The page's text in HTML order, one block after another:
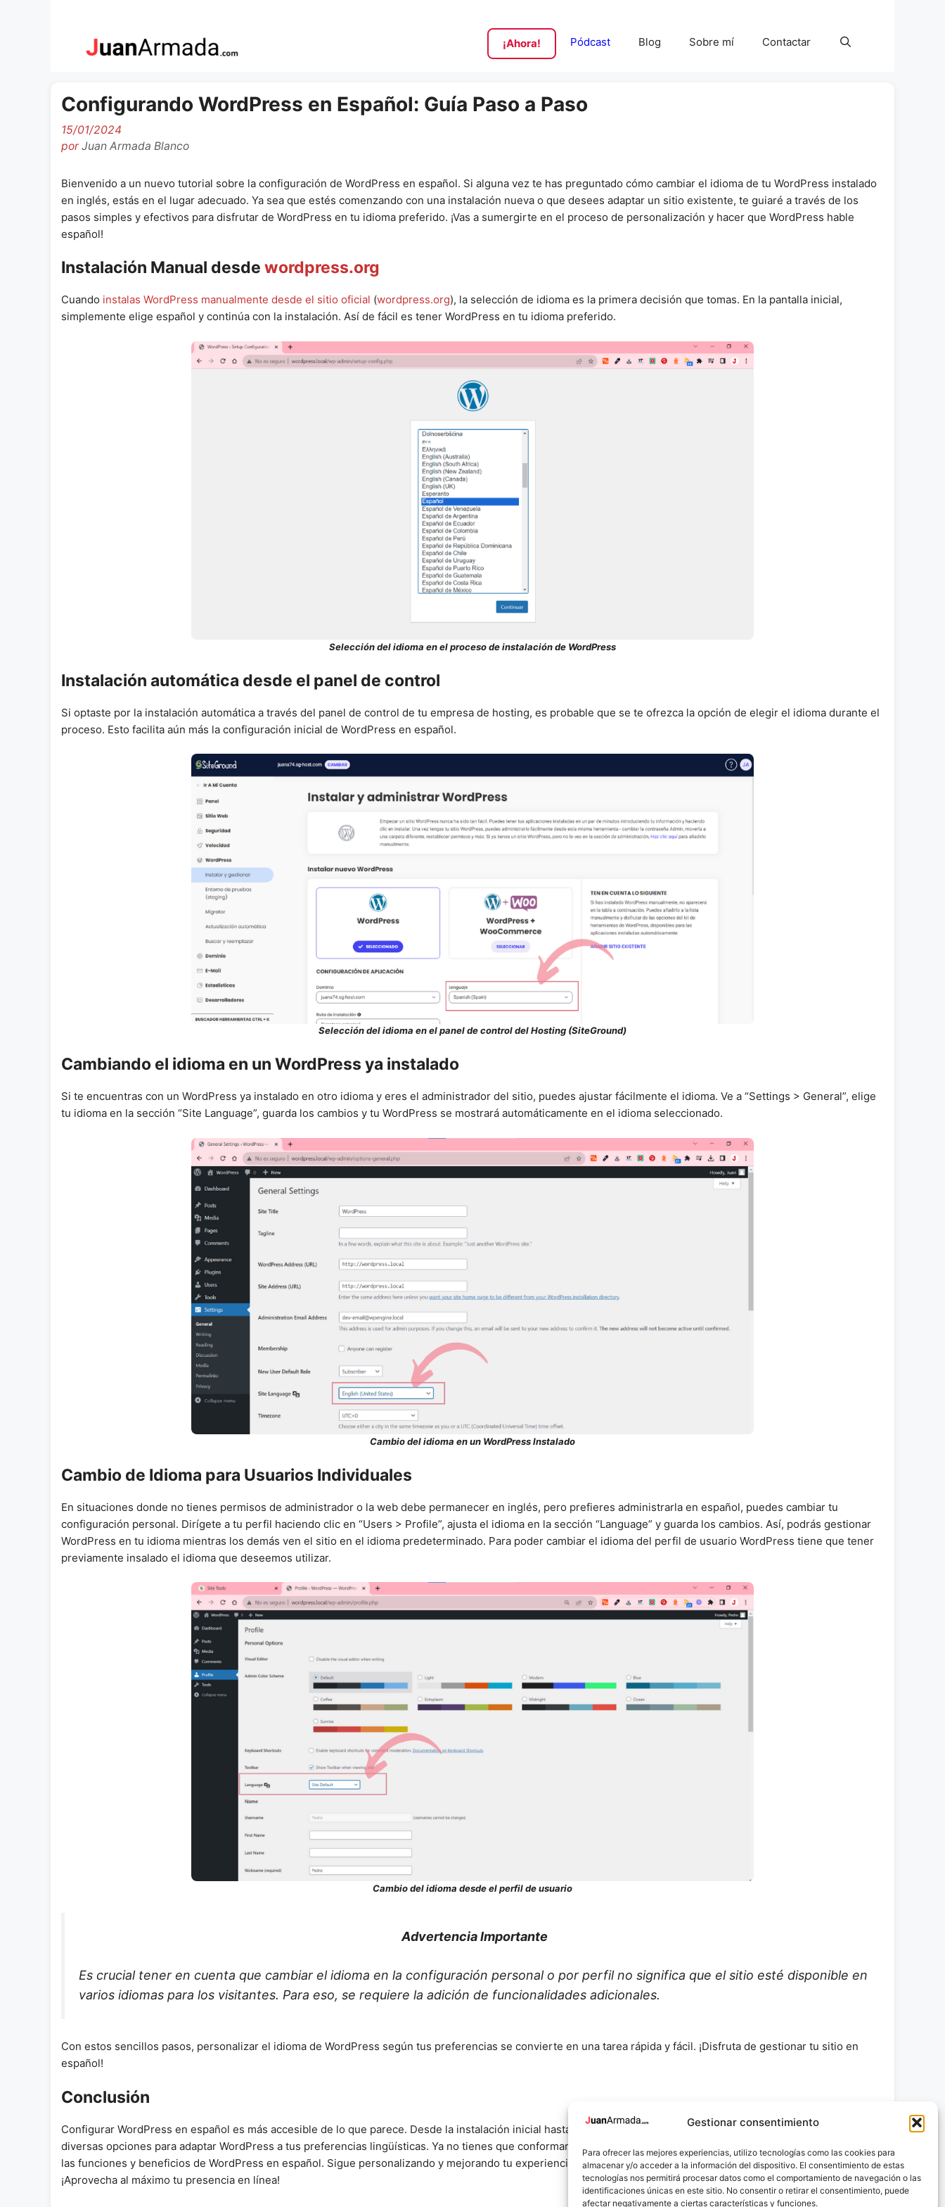
Gestionar consentimiento
Para ofrecer las mejores experiencias, utilizo tecnologías como las cookies para
almacenar y/o acceder a la información del dispositivo. El consentimiento de estas
tecnologías nos permitirá procesar datos como el comportamiento de navegación o las
identificaciones únicas en este sitio. No consentir o retirar el consentimiento, puede
afectar negativamente a ciertas características y funciones.
¡Ahora! Pódcast Blog Sobre mí Contactar
Configurando WordPress en Español: Guía Paso a Paso
15/01/2024
porJuan Armada Blanco
Bienvenido a un nuevo tutorial sobre la configuración de WordPress en español. Si alguna vez te has preguntado cómo cambiar el idioma de tu WordPress instalado
en inglés, estás en el lugar adecuado. Ya sea que estés comenzando con una instalación nueva o que desees adaptar un sitio existente, te guiaré a través de los
pasos simples y efectivos para disfrutar de WordPress en tu idioma preferido. ¡Vas a sumergirte en el proceso de personalización y hacer que WordPress hable
español!
Instalación Manual desde wordpress.org
Cuando instalas WordPress manualmente desde el sitio oficial (wordpress.org), la selección de idioma es la primera decisión que tomas. En la pantalla inicial,
simplemente elige español y continúa con la instalación. Así de fácil es tener WordPress en tu idioma preferido.
Selección del idioma en el proceso de instalación de WordPress
Instalación automática desde el panel de control
Si optaste por la instalación automática a través del panel de control de tu empresa de hosting, es probable que se te ofrezca la opción de elegir el idioma durante el
proceso. Esto facilita aún más la configuración inicial de WordPress en español.
Selección del idioma en el panel de control del Hosting (SiteGround)
Cambiando el idioma en un WordPress ya instalado
Si te encuentras con un WordPress ya instalado en otro idioma y eres el administrador del sitio, puedes ajustar fácilmente el idioma. Ve a “Settings > General”, elige
tu idioma en la sección “Site Language”, guarda los cambios y tu WordPress se mostrará automáticamente en el idioma seleccionado.
Cambio del idioma en un WordPress Instalado
Cambio de Idioma para Usuarios Individuales
En situaciones donde no tienes permisos de administrador o la web debe permanecer en inglés, pero prefieres administrarla en español, puedes cambiar tu
configuración personal. Dirígete a tu perfil haciendo clic en “Users > Profile”, ajusta el idioma en la sección “Language” y guarda los cambios. Así, podrás gestionar
WordPress en tu idioma mientras los demás ven el sitio en el idioma predeterminado. Para poder cambiar el idioma del perfil de usuario WordPress tiene que tener
previamente insalado el idioma que deseemos utilizar.
Cambio del idioma desde el perfil de usuario
Advertencia Importante
Es crucial tener en cuenta que cambiar el idioma en la configuración personal o por perfil no significa que el sitio esté disponible en
varios idiomas para los visitantes. Para eso, se requiere la adición de funcionalidades adicionales.
Con estos sencillos pasos, personalizar el idioma de WordPress según tus preferencias se convierte en una tarea rápida y fácil. ¡Disfruta de gestionar tu sitio en
español!
Conclusión
Configurar WordPress en español es más accesible de lo que parece. Desde la instalación inicial hasta la gestión de un sitio en funcionamiento, hemos explorado
diversas opciones para adaptar WordPress a tus preferencias lingüísticas. Ya no tienes que conformarte con la barrera del idioma; ahora puedes disfrutar de todas
las funciones y beneficios de WordPress en español. Sigue personalizando y mejorando tu experiencia en la administración de sitios web con WordPress.
¡Aprovecha al máximo tu presencia en línea!